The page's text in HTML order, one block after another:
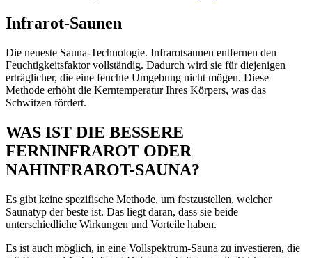
Infrarot-Saunen
Die neueste Sauna-Technologie. Infrarotsaunen entfernen den
Feuchtigkeitsfaktor vollständig. Dadurch wird sie für diejenigen
erträglicher, die eine feuchte Umgebung nicht mögen. Diese
Methode erhöht die Kerntemperatur Ihres Körpers, was das
Schwitzen fördert.
WAS IST DIE BESSERE
FERNINFRAROT ODER
NAHINFRAROT-SAUNA?
Es gibt keine spezifische Methode, um festzustellen, welcher
Saunatyp der beste ist. Das liegt daran, dass sie beide
unterschiedliche Wirkungen und Vorteile haben.
Es ist auch möglich, in eine Vollspektrum-Sauna zu investieren, die